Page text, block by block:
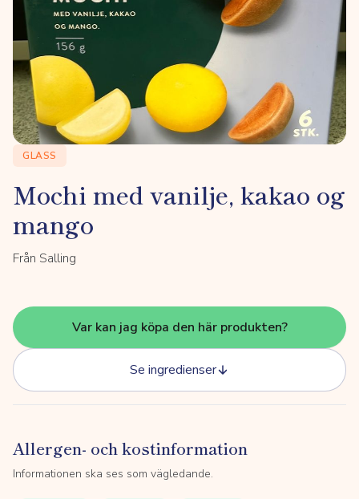
GLASS
Mochi med vanilje, kakao og
mango
Från Salling
Var kan jag köpa den här produkten?
Se ingredienser
Allergen- och kostinformation
Informationen ska ses som vägledande.